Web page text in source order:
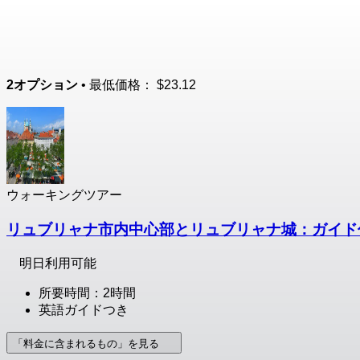
2オプション • 最低価格： $23.12
ウォーキングツアー
リュブリャナ市内中心部とリュブリャナ城：ガイ
明日利用可能
所要時間：2時間
英語ガイドつき
「料金に含まれるもの」を見る